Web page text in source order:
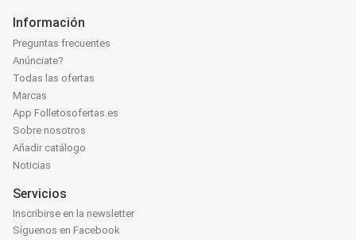
Información
Preguntas frecuentes
Anúnciate?
Todas las ofertas
Marcas
App Folletosofertas.es
Sobre nosotros
Añadir catálogo
Noticias
Servicios
Inscribirse en la newsletter
Síguenos en Facebook